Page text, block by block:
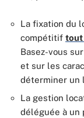
La fixation du
compétitif tout
Basez-vous
et sur les
déterminer un
La gestion
déléguée à un